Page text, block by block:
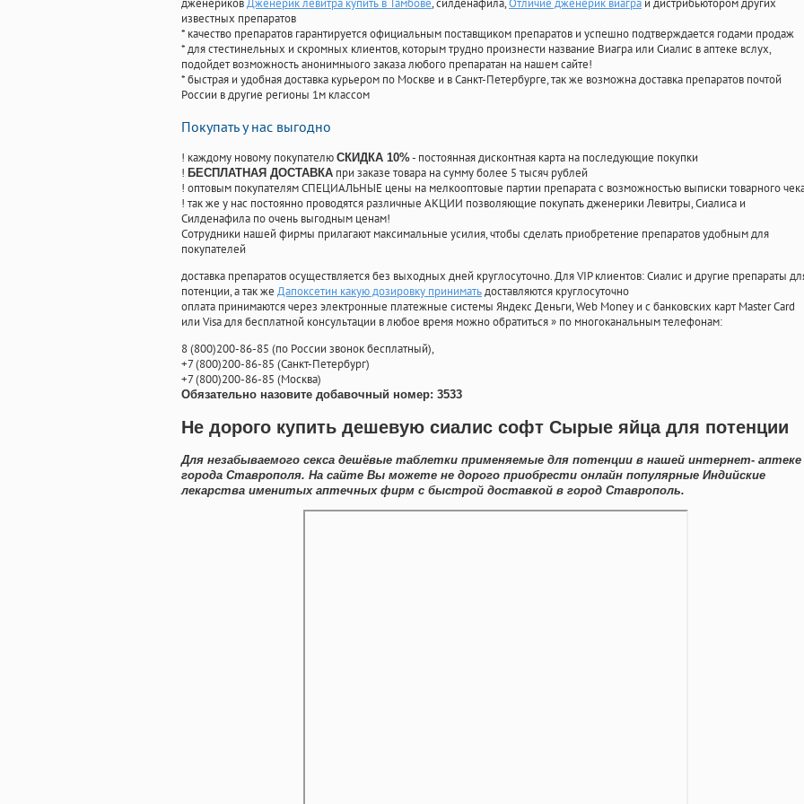
дженериковДженерик левитра купить в Тамбове, силденафила,Отличие дженерик виагра и дистрибьютором других
известных препаратов
* качество препаратов гарантируется официальным поставщиком препаратов и успешно подтверждается годами продаж
* для стестинельных и скромных клиентов, которым трудно произнести название Виагра или Сиалис в аптеке вслух,
подойдет возможность анонимныого заказа любого препаратан на нашем сайте!
* быстрая и удобная доставка курьером по Москве и в Санкт-Петербурге, так же возможна доставка препаратов почтой
России в другие регионы 1м классом
Покупать у нас выгодно
! каждому новому покупателю СКИДКА 10%- постоянная дисконтная карта на последующие покупки
! БЕСПЛАТНАЯ ДОСТАВКА при заказе товара на сумму более 5 тысяч рублей
! оптовым покупателям СПЕЦИАЛЬНЫЕ цены на мелкооптовые партии препарата с возможностью выписки товарного
! так же у нас постоянно проводятся различные АКЦИИ позволяющие покупать дженерики Левитры, Сиалиса и
Силденафила по очень выгодным ценам!
Cотрудники нашей фирмы прилагают максимальные усилия, чтобы сделать приобретение препаратов удобным для
покупателей
доставка препаратов осуществляется без выходных дней круглосуточно. Для VIP клиентов: Сиалис и другие препараты
потенции, а так же Дапоксетин какую дозировку приниматьдоставляются круглосуточно
оплата принимаются через электронные платежные системы Яндекс Деньги, Web Money и с банковских карт Master Card
или Visa для бесплатной консультации в любое время можно обратиться» по многоканальным телефонам:
8(800)200-86-85 (по России звонок бесплатный),
+7(800)200-86-85 (Санкт-Петербург)
+7(800)200-86-85 (Москва)
Обязательно назовите добавочный номер: 3533
Не дорого купить дешевую сиалис софт Сырые яйца для потенции
Для незабываемого секса дешёвые таблетки применяемые для потенции в нашей интернет- аптеке
города Ставрополя. На сайте Вы можете не дорого приобрести онлайн популярные Индийские
лекарства именитых аптечных фирм с быстрой доставкой в город Ставрополь.